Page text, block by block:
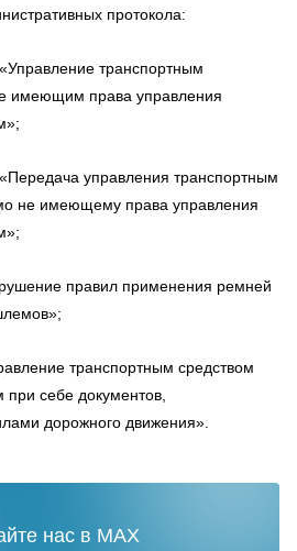
протокола:
транспортным
имеющим права управления
управления транспортным
не имеющему права управления
правил применения ремней
транспортным средством
себе документов,
дорожного движения».
нас в MAX